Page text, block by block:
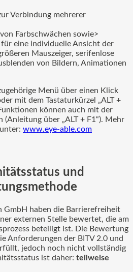
Verbindung mehrerer
Farbschwächen sowie>
eine individuelle Ansicht der
Mauszeiger, serifenlose
von Bildern, Animationen
Menü über einen Klick
mit dem Tastaturkürzel „ALT +
können auch mit der
über „ALT + F1“). Mehr
www.eye-able.com
und
GmbH haben die Barrierefreiheit
externen Stelle bewertet, die am
beteiligt ist. Die Bewertung
Anforderungen der BITV 2.0 und
jedoch noch nicht vollständig
ist daher: teilweise